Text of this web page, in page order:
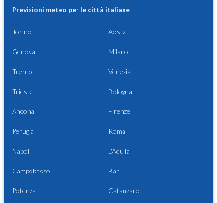
Previsioni meteo per le città italiane
Torino Aosta
Genova Milano
Trento Venezia
Trieste Bologna
Ancona Firenze
Perugia Roma
Napoli L'Aquila
Campobasso Bari
Potenza Catanzaro